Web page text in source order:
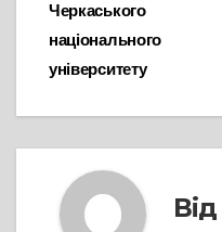
Черкаського
національного
університету
Від